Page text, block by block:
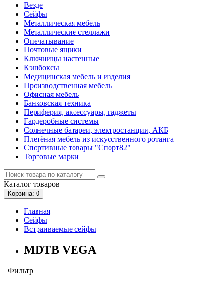
Везде
Сейфы
Металлическая мебель
Металлические стеллажи
Опечатывание
Почтовые ящики
Ключницы настенные
Кэшбоксы
Медицинская мебель и изделия
Производственная мебель
Офисная мебель
Банковская техника
Периферия, аксессуары, гаджеты
Гардеробные системы
Солнечные батареи, электростанции, АКБ
Плетёная мебель из искусственного ротанга
Спортивные товары "Спорт82"
Торговые марки
Каталог товаров
Корзина: 0
Главная
Сейфы
Встраиваемые сейфы
MDTB VEGA
Фильтр